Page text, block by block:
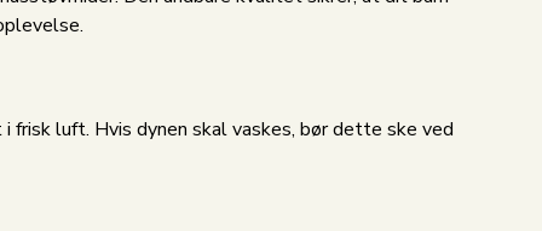
luft. Hvis dynen skal vaskes, bør dette ske ved